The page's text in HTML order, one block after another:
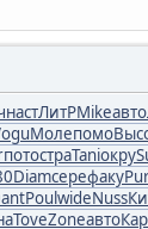
настЛитРMikeавто
Молепомо
потостраTaniокру
Diamсерефаку
PoulwideNuss
ToveZoneавто